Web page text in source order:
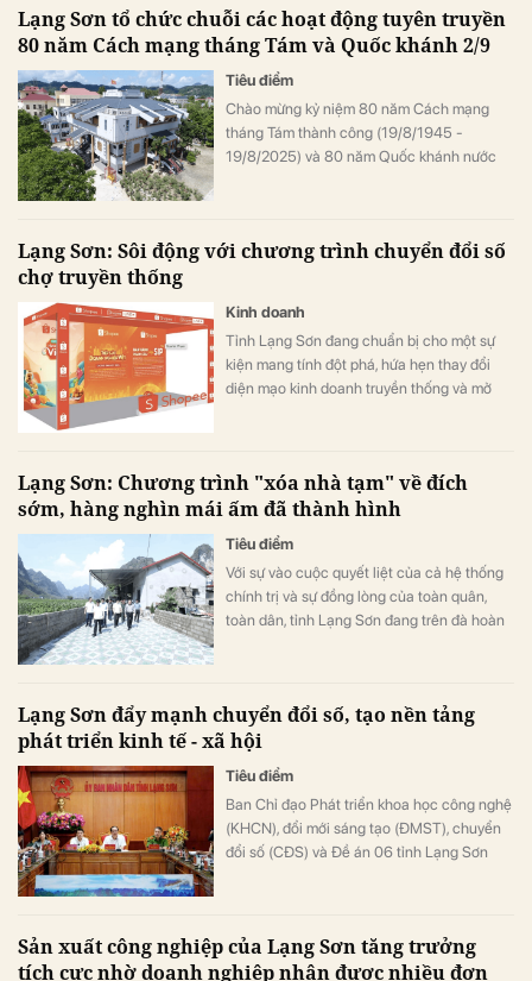
05/9/2025 tại Trung tâm Triển lãm Quốc
gia, Đông Anh, Hà Nội.
Lạng Sơn tổ chức chuỗi các hoạt động tuyên truyền
80 năm Cách mạng tháng Tám và Quốc khánh 2/9
Tiêu điểm
Chào mừng kỷ niệm 80 năm Cách mạng
tháng Tám thành công (19/8/1945 -
19/8/2025) và 80 năm Quốc khánh nước
tổ chức chuỗi các hoạt động tuyên truyền,
Lạng Sơn: Sôi động với chương trình chuyển đổi số
chợ truyền thống
Kinh doanh
Tỉnh Lạng Sơn đang chuẩn bị cho một sự
kiện mang tính đột phá, hứa hẹn thay đổi
diện mạo kinh doanh truyền thống và mở
Lạng Sơn: Chương trình "xóa nhà tạm" về đích
sớm, hàng nghìn mái ấm đã thành hình
Tiêu điểm
Với sự vào cuộc quyết liệt của cả hệ thống
chính trị và sự đồng lòng của toàn quân,
toàn dân, tỉnh Lạng Sơn đang trên đà hoàn
khăn trên địa bàn.
Lạng Sơn đẩy mạnh chuyển đổi số, tạo nền tảng
phát triển kinh tế - xã hội
Tiêu điểm
Ban Chỉ đạo Phát triển khoa học công nghệ
(KHCN), đổi mới sáng tạo (ĐMST), chuyển
đổi số (CĐS) và Đề án 06 tỉnh Lạng Sơn
Sản xuất công nghiệp của Lạng Sơn tăng trưởng
tích cực nhờ doanh nghiệp nhận được nhiều đơn